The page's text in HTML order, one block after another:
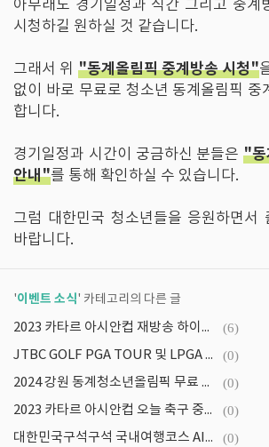
아무래도 경기일정과 식간 그리고 중계
시청하길 원하실 것 같습니다.
그래서 위 "동계올림픽 중계방송 시청"
없이 바로 무료로 청소년 동계올림픽 중
합니다.
경기일정과 시간이 궁금하신 분들은"동
안내"를 통해 확인하실 수 있습니다.
그럼 대한민국 청소년들을 응원하면서
바랍니다.
'이벤트 소식' 카테고리의 다른 글
2023 카타르 아시안컵 재방송 하이라이트 다시보기 (6)
JTBC GOLF PGA TOUR 및 LPGA TOUR 중계방송 및 재방송 시청, 실시간 스코어 확인 (0)
2024 강원 동계청소년올림픽 무료 경기 입장권 예매 및 올림픽 경기장 안내 (0)
2023 카타르 아시안컵 오늘 축구 중계방송 및 재방송 보러가기 (0)
대한민국구석구석 국내여행코스 AI로 5분만에 만들기 (0)